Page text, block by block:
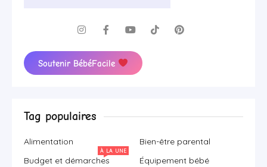
Soutenir BébéFacile
Tag populaires
Alimentation
Bien-être parental
Budget et démarches
À LA UNE
Équipement bébé